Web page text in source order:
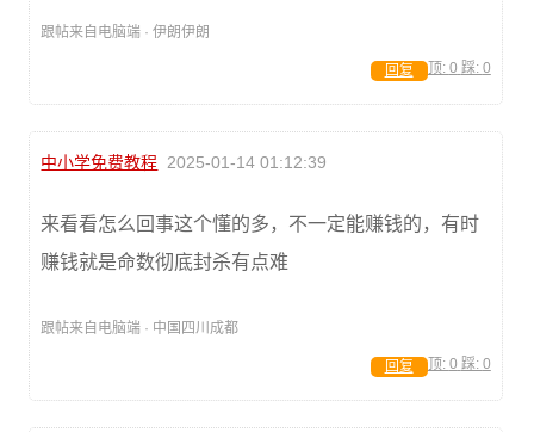
跟帖来自电脑端 · 伊朗伊朗
顶: 0 踩: 0
回复
中小学免费教程 2025-01-14 01:12:39
来看看怎么回事这个懂的多，不一定能赚钱的，有时
赚钱就是命数彻底封杀有点难
跟帖来自电脑端 · 中国四川成都
顶: 0 踩: 0
回复